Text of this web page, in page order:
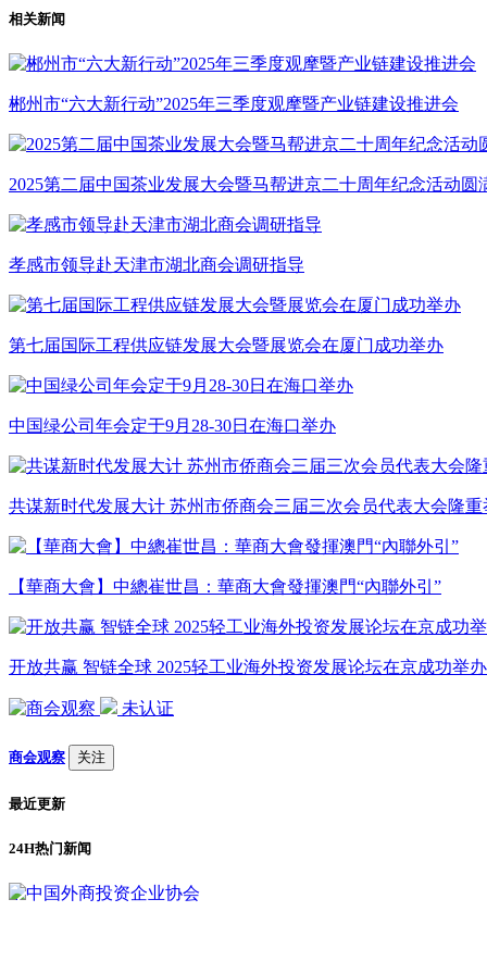
相关新闻
郴州市“六大新行动”2025年三季度观摩暨产业链建设推进会
2025第二届中国茶业发展大会暨马帮进京二十周年纪念活动圆
孝感市领导赴天津市湖北商会调研指导
第七届国际工程供应链发展大会暨展览会在厦门成功举办
中国绿公司年会定于9月28-30日在海口举办
共谋新时代发展大计 苏州市侨商会三届三次会员代表大会隆重
【華商大會】中總崔世昌：華商大會發揮澳門“內聯外引”
开放共赢 智链全球 2025轻工业海外投资发展论坛在京成功举办
未认证
商会观察 关注
最近更新
24H热门新闻
1